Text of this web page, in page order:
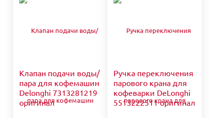
Клапан подачи воды/
пара для кофемашин
Delonghi 7313281219
оригинал
Ручка переключения
парового крана для
кофеварки DeLonghi
5513222511 оригинал